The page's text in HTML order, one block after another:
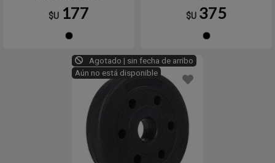
$U 177 $U 375
Agotado | sin fecha de arribo
Aún no está disponible